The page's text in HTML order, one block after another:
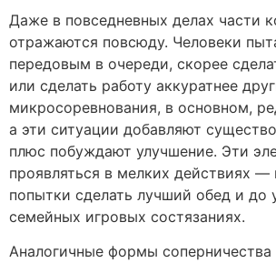
Даже в повседневных делах части
отражаются повсюду. Человеки
передовым в очереди, скорее
или сделать работу аккуратнее
микросоревнования, в основном,
а эти ситуации добавляют
плюс побуждают улучшение. Эти
проявляться в мелких действиях —
попытки сделать лучший обед и до
семейных игровых состязаниях.
Аналогичные формы соперничества